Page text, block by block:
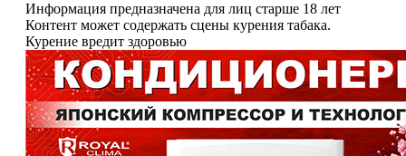
Информация предназначена для лиц старше 18 лет
Контент может содержать сцены курения табака.
Курение вредит здоровью